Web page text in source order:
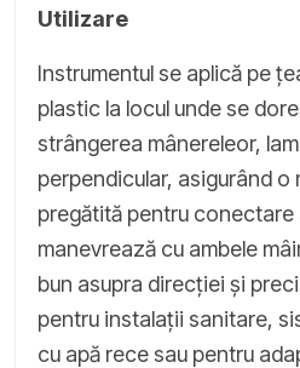
Utilizare
Instrumentul se aplică pe
plastic la locul unde se
strângerea mânereleor,
perpendicular, asigurând o
pregătită pentru conectare
manevrează cu ambele
bun asupra direcției și
pentru instalații sanitare,
cu apă rece sau pentru